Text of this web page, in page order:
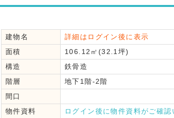
建物名
詳細はログイン後に表示
面積
106.12㎡(32.1坪)
構造
鉄骨造
階層
地下1階-2階
間口
物件資料
ログイン後に物件資料がご確認